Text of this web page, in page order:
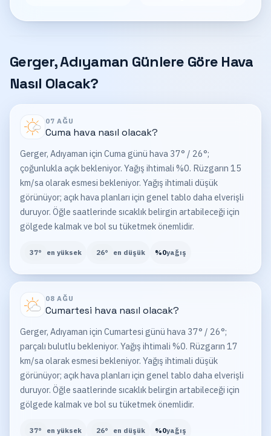
Gerger, Adıyaman Günlere Göre Hava
Nasıl Olacak?
07 AĞU
Cumahava nasıl olacak?
Gerger, Adıyaman için Cuma günü hava 37° / 26°;
çoğunlukla açık bekleniyor. Yağış ihtimali %0. Rüzgarın 15
km/sa olarak esmesi bekleniyor. Yağış ihtimali düşük
görünüyor; açık hava planları için genel tablo daha elverişli
duruyor. Öğle saatlerinde sıcaklık belirgin artabileceği için
gölgede kalmak ve bol su tüketmek önemlidir.
37° en yüksek 26° en düşük %0yağış
08 AĞU
Cumartesi hava nasıl olacak?
Gerger, Adıyaman için Cumartesi günü hava 37° / 26°;
parçalı bulutlu bekleniyor. Yağış ihtimali %0. Rüzgarın 17
km/sa olarak esmesi bekleniyor. Yağış ihtimali düşük
görünüyor; açık hava planları için genel tablo daha elverişli
duruyor. Öğle saatlerinde sıcaklık belirgin artabileceği için
gölgede kalmak ve bol su tüketmek önemlidir.
37° en yüksek 26° en düşük %0yağış